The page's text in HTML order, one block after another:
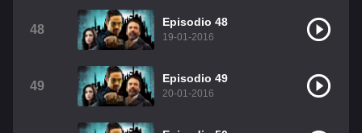
48
Episodio 48
19-01-2016
49
Episodio 49
20-01-2016